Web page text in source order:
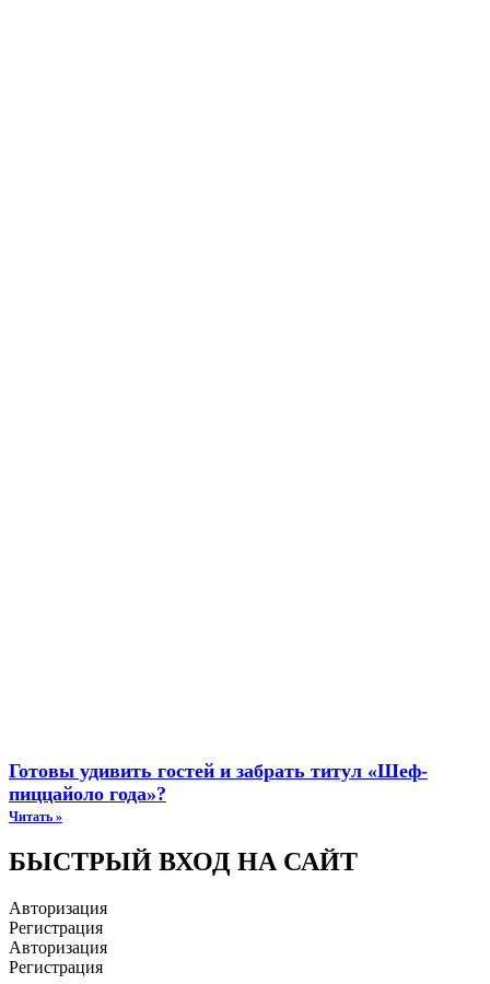
Готовы удивить гостей и забрать титул «Шеф-
пиццайоло года»?
Читать »
БЫСТРЫЙ ВХОД НА САЙТ
Авторизация
Регистрация
Авторизация
Регистрация